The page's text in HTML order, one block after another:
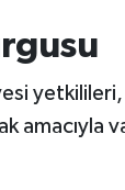
yetkilileri,